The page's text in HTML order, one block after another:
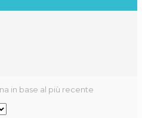
in base al più recente